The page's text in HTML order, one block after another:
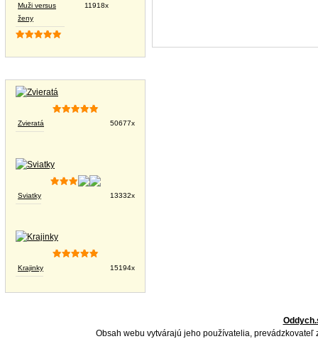
Muži versus
ženy
11918x
Zvieratá 50677x
Sviatky 13332x
Krajinky 15194x
Obsah webu vytvárajú jeho používatelia,